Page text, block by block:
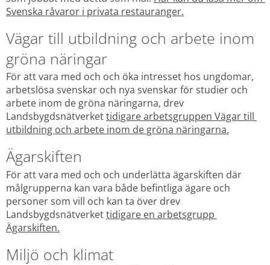
Svenska råvaror i privata restauranger.
Vägar till utbildning och arbete inom
gröna näringar
För att vara med och och öka intresset hos ungdomar,
arbetslösa svenskar och nya svenskar för studier och
arbete inom de gröna näringarna, drev
Landsbygdsnätverket tidigare arbetsgruppen Vägar till
utbildning och arbete inom de gröna näringarna.
Ägarskiften
För att vara med och och underlätta ägarskiften där
målgrupperna kan vara både befintliga ägare och
personer som vill och kan ta över drev
Landsbygdsnätverket tidigare en arbetsgrupp
Ägarskiften.
Miljö och klimat